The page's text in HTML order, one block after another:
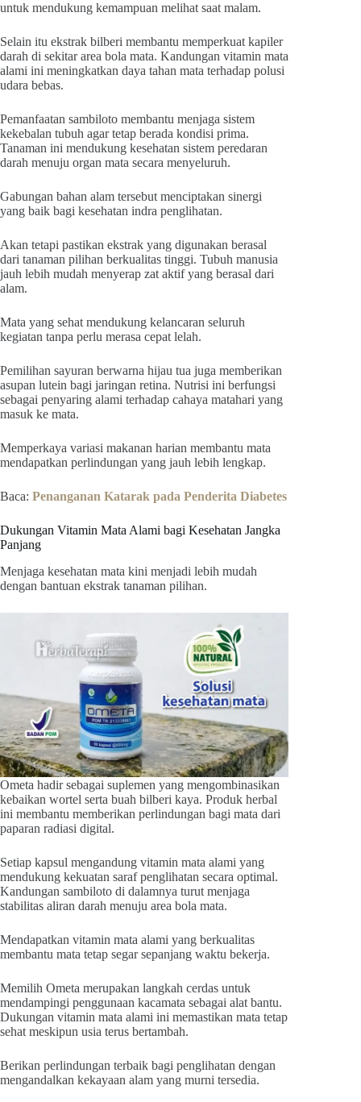
untuk mendukung kemampuan melihat saat malam.
Selain itu ekstrak bilberi membantu memperkuat kapiler
darah di sekitar area bola mata. Kandungan vitamin mata
alami ini meningkatkan daya tahan mata terhadap polusi
udara bebas.
Pemanfaatan sambiloto membantu menjaga sistem
kekebalan tubuh agar tetap berada kondisi prima.
Tanaman ini mendukung kesehatan sistem peredaran
darah menuju organ mata secara menyeluruh.
Gabungan bahan alam tersebut menciptakan sinergi
yang baik bagi kesehatan indra penglihatan.
Akan tetapi pastikan ekstrak yang digunakan berasal
dari tanaman pilihan berkualitas tinggi. Tubuh manusia
jauh lebih mudah menyerap zat aktif yang berasal dari
alam.
Mata yang sehat mendukung kelancaran seluruh
kegiatan tanpa perlu merasa cepat lelah.
Pemilihan sayuran berwarna hijau tua juga memberikan
asupan lutein bagi jaringan retina. Nutrisi ini berfungsi
sebagai penyaring alami terhadap cahaya matahari yang
masuk ke mata.
Memperkaya variasi makanan harian membantu mata
mendapatkan perlindungan yang jauh lebih lengkap.
Baca: Penanganan Katarak pada Penderita Diabetes
Dukungan Vitamin Mata Alami bagi Kesehatan Jangka
Panjang
Menjaga kesehatan mata kini menjadi lebih mudah
dengan bantuan ekstrak tanaman pilihan.
Ometa hadir sebagai suplemen yang mengombinasikan
kebaikan wortel serta buah bilberi kaya. Produk herbal
ini membantu memberikan perlindungan bagi mata dari
paparan radiasi digital.
Setiap kapsul mengandung vitamin mata alami yang
mendukung kekuatan saraf penglihatan secara optimal.
Kandungan sambiloto di dalamnya turut menjaga
stabilitas aliran darah menuju area bola mata.
Mendapatkan vitamin mata alami yang berkualitas
membantu mata tetap segar sepanjang waktu bekerja.
Memilih Ometa merupakan langkah cerdas untuk
mendampingi penggunaan kacamata sebagai alat bantu.
Dukungan vitamin mata alami ini memastikan mata tetap
sehat meskipun usia terus bertambah.
Berikan perlindungan terbaik bagi penglihatan dengan
mengandalkan kekayaan alam yang murni tersedia.